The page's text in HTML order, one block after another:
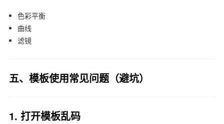
色彩平衡
曲线
滤镜
五、模板使用常见问题（避坑）
1. 打开模板乱码